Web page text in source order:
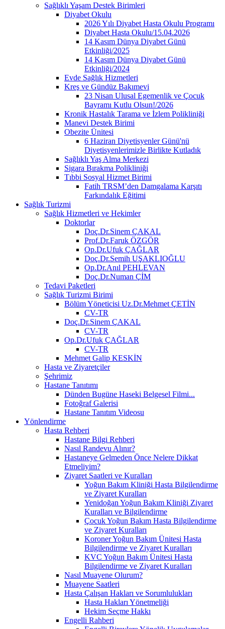
Sağlıklı Yaşam Destek Birimleri
Diyabet Okulu
2026 Yılı Diyabet Hasta Okulu Programı
Diyabet Hasta Okulu/15.04.2026
14 Kasım Dünya Diyabet Günü
Etkinliği/2025
14 Kasım Dünya Diyabet Günü
Etkinliği/2024
Evde Sağlık Hizmetleri
Kreş ve Gündüz Bakımevi
23 Nisan Ulusal Egemenlik ve Çocuk
Bayramı Kutlu Olsun!/2026
Kronik Hastalık Tarama ve İzlem Polikliniği
Manevi Destek Birimi
Obezite Ünitesi
6 Haziran Diyetisyenler Günü'nü
Diyetisyenlerimizle Birlikte Kutladık
Sağlıklı Yaş Alma Merkezi
Sigara Bırakma Polikliniği
Tıbbi Sosyal Hizmet Birimi
Fatih TRSM’den Damgalama Karşıtı
Farkındalık Eğitimi
Sağlık Turizmi
Sağlık Hizmetleri ve Hekimler
Doktorlar
Doç.Dr.Sinem ÇAKAL
Prof.Dr.Faruk ÖZGÖR
Op.Dr.Ufuk ÇAĞLAR
Doç.Dr.Semih UŞAKLIOĞLU
Op.Dr.Anıl PEHLEVAN
Doç.Dr.Numan ÇİM
Tedavi Paketleri
Sağlık Turizmi Birimi
Bölüm Yöneticisi Uz.Dr.Mehmet ÇETİN
CV-TR
Doç.Dr.Sinem ÇAKAL
CV-TR
Op.Dr.Ufuk ÇAĞLAR
CV-TR
Mehmet Galip KESKİN
Hasta ve Ziyaretçiler
Şehrimiz
Hastane Tanıtımı
Dünden Bugüne Haseki Belgesel Filmi...
Fotoğraf Galerisi
Hastane Tanıtım Videosu
Yönlendirme
Hasta Rehberi
Hastane Bilgi Rehberi
Nasıl Randevu Alınır?
Hastaneye Gelmeden Önce Nelere Dikkat
Etmeliyim?
Ziyaret Saatleri ve Kuralları
Yoğun Bakım Kliniği Hasta Bilgilendirme
ve Ziyaret Kuralları
Yenidoğan Yoğun Bakım Kliniği Ziyaret
Kuralları ve Bilgilendirme
Çocuk Yoğun Bakım Hasta Bilgilendirme
ve Ziyaret Kuralları
Koroner Yoğun Bakım Ünitesi Hasta
Bilgilendirme ve Ziyaret Kuralları
KVC Yoğun Bakım Ünitesi Hasta
Bilgilendirme ve Ziyaret Kuralları
Nasıl Muayene Olurum?
Muayene Saatleri
Hasta Çalışan Hakları ve Sorumlulukları
Hasta Hakları Yönetmeliği
Hekim Seçme Hakkı
Engelli Rahberi